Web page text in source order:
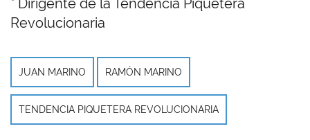
* Dirigente de la Tendencia Piquetera
Revolucionaria
JUAN MARINO RAMÓN MARINO
TENDENCIA PIQUETERA REVOLUCIONARIA